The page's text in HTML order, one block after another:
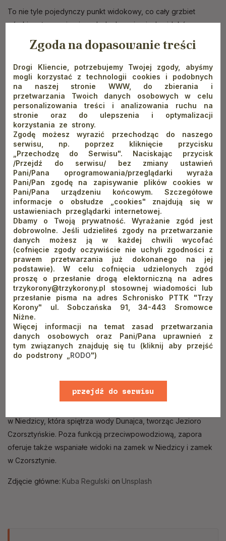
To nie tyle pojedynczy punkt widokowy, co cały grzbiet
górski, pełen zapierających dech w piersiach widoków.
Wybierając się ze wsi Jaworki na
musimy podążać dalej, niebieskim szlakiem turystycznym.
Pięknych widoków tam nie brakuje!
Wdżar
Góra Wdżar, nazywana także śpiącym wulkanem, jest przez
niektórych geografów zaliczana do Gorców, a przez innych
doszczytów Pienin. Dostaniemy się tutaj najszybciej
z Kluszkowiec. Na miejscu czeka na nas wiele atrakcji, wśród
nich można wymienić również fenomenalne widoki na zamki
w Czorsztynie i Niedzicy, Zaporę Czorsztyńską, Tatry oraz
Pieniny.
Wysoka - najwyższy szczyt Pienin
Najwyższyszczyt Pienin wznosi się na wysokość 1050
metrów n.p.m, najszybciej (około 2 godziny marszu w jedną
stronę) możemy go zdobyć ze wsi Jaworki. Wstęp na szlak na
Wysoką jest bezpłatny, natomiast na miejscu czekają na nas
piękne widoki na całe Pieniny, Tatry i Beskidy. Pamiętajmy
jednak o odpowiednim przygotowaniu fizycznym, zanim się
tam wybierzemy - nie bez powodu szczyt znajduje się
w Koronie Gór Polski!
Sprawdź też:
Wysoka — opis szlaku i wskazówki dla turystów
Zapora w Niedzicy
w Niedzicy, która spiętrza wody Dunajca, tworząc Jezioro
Czorsztyńskie. Poza funkcją przeciwpowodziową, zapora
oferuje także wspaniałe widoki na zamek w Niedzicy i zamek
w Czorsztynie.
Zdjęcie główne: Kuba Regulski on Unsplash
Zgoda na dopasowanie treści
Drogi Kliencie, potrzebujemy Twojej zgody, abyśmy
mogli korzystać z technologii cookies i podobnych
na naszej stronie WWW, do zbierania i
przetwarzania Twoich danych osobowych w celu
personalizowania treści i analizowania ruchu na
stronie oraz do ulepszenia i optymalizacji
korzystania ze strony.
Zgodę możesz wyrazić przechodząc do naszego
serwisu, np. poprzez kliknięcie przycisku
„Przechodzę do Serwisu". Naciskając przycisk
/Przejdź do serwisu/ bez zmiany ustawień
Pani/Pana oprogramowania/przeglądarki wyraża
Pani/Pan zgodę na zapisywanie plików cookies w
Pani/Pana urządzeniu końcowym. Szczegółowe
informacje o obsłudze „cookies" znajdują się w
ustawieniach przeglądarki internetowej.
Dbamy o Twoją prywatność. Wyrażanie zgód jest
dobrowolne. Jeśli udzieliłeś zgody na przetwarzanie
danych możesz ją w każdej chwili wycofać
(cofnięcie zgody oczywiście nie uchyli zgodności z
prawem przetwarzania już dokonanego na jej
podstawie). W celu cofnięcia udzielonych zgód
proszę o przesłanie drogą elektorniczną na adres
trzykorony@trzykorony.pl stosownej wiadomości lub
przesłanie pisma na adres Schronisko PTTK "Trzy
Korony" ul. Sobczańska 91, 34-443 Sromowce
Niżne.
Więcej informacji na temat zasad przetwarzania
danych osobowych oraz Pani/Pana uprawnień z
tym związanych znajduję siętu (kliknij aby przejść
do podstrony „ RODO")
przejdź do serwisu